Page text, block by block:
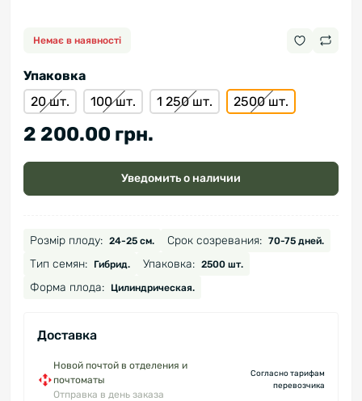
Немає в наявності
Упаковка
20 шт.
100 шт. 1 250 шт. 2500 шт.
2 200.00 грн.
Уведомить о наличии
Розмір плоду: 24-25 см. Срок созревания: 70-75 дней.
Тип семян: Гибрид. Упаковка: 2500 шт.
Форма плода: Цилиндрическая.
Доставка
Новой почтой в отделения и
почтоматы
Отправка в день заказа
Согласно тарифам
перевозчика